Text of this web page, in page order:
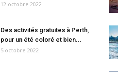
12 octobre 2022
Des activités gratuites à Perth,
pour un été coloré et bien...
5 octobre 2022